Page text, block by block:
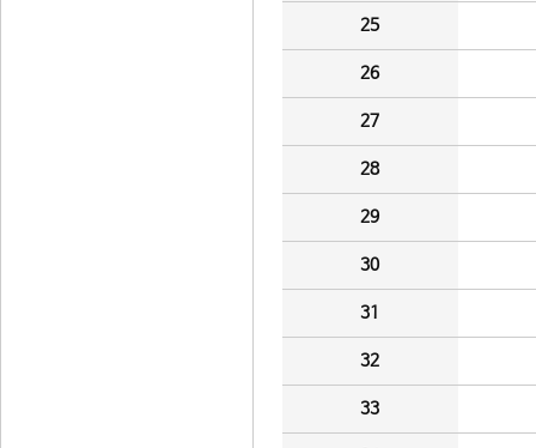
25
26
27
28
29
30
31
32
33